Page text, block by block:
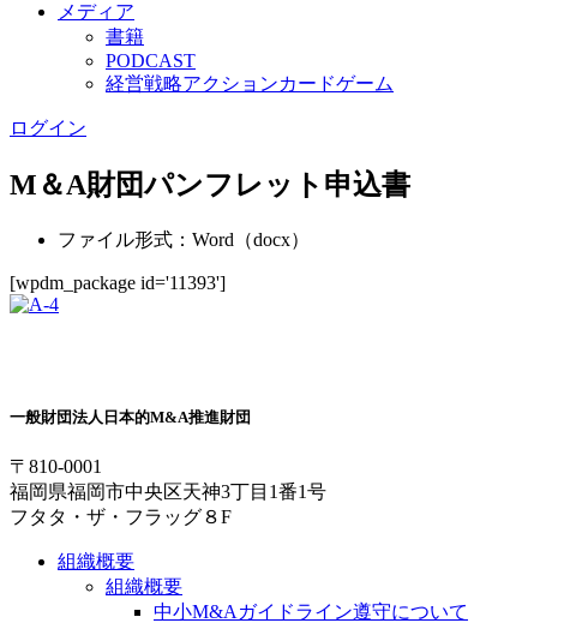
メディア
書籍
PODCAST
経営戦略アクションカードゲーム
ログイン
M＆A財団パンフレット申込書
ファイル形式：Word（docx）
[wpdm_package id='11393']
一般財団法人 日本的M&A推進財団
〒810-0001
福岡県福岡市中央区天神3丁目1番1号
フタタ・ザ・フラッグ８F
組織概要
組織概要
中小M&Aガイドライン遵守について